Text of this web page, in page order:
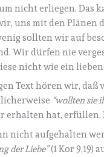
nicht erliegen. Das
uns mit den Plänen
sollten wir auf
Wir dürfen nie
nicht wie ein
Text hören wir, daß
“wollten sie
erhalten hat, erfüllen.
nicht aufgehalten
der Liebe”(1 Kor 9,19)